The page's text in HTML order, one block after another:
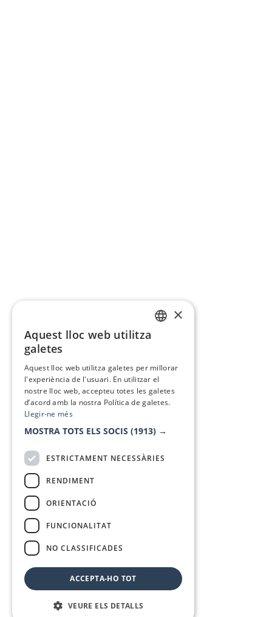
×
Aquest lloc web utilitza
galetes
Aquest lloc web utilitza galetes per millorar
l'experiència de l'usuari. En utilitzar el
nostre lloc web, accepteu totes les galetes
d’acord amb la nostra Política de galetes.
Llegir-ne més
MOSTRA TOTS ELS SOCIS (1913) →
ESTRICTAMENT NECESSÀRIES
RENDIMENT
ORIENTACIÓ
FUNCIONALITAT
NO CLASSIFICADES
ACCEPTA-HO TOT
VEURE ELS DETALLS